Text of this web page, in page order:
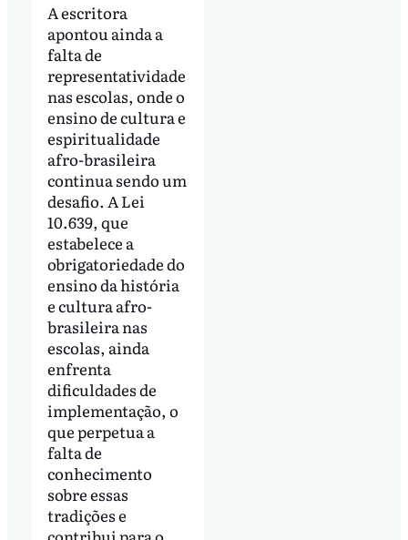
A escritora
apontou ainda a
falta de
representatividade
nas escolas, onde o
ensino de cultura e
espiritualidade
afro-brasileira
continua sendo um
desafio. A Lei
10.639, que
estabelece a
obrigatoriedade do
ensino da história
e cultura afro-
brasileira nas
escolas, ainda
enfrenta
dificuldades de
implementação, o
que perpetua a
falta de
conhecimento
sobre essas
tradições e